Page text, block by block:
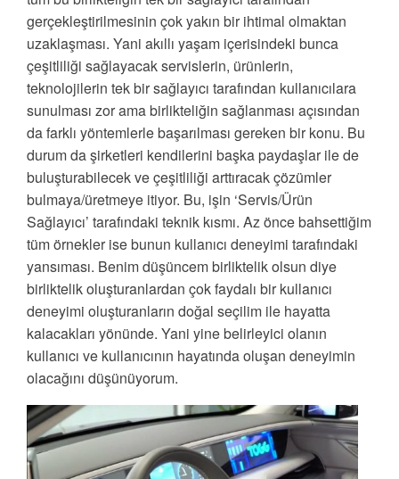
gerçekleştirilmesinin çok yakın bir ihtimal olmaktan
uzaklaşması. Yani akıllı yaşam içerisindeki bunca
çeşitliliği sağlayacak servislerin, ürünlerin,
teknolojilerin tek bir sağlayıcı tarafından kullanıcılara
sunulması zor ama birlikteliğin sağlanması açısından
da farklı yöntemlerle başarılması gereken bir konu. Bu
durum da şirketleri kendilerini başka paydaşlar ile de
buluşturabilecek ve çeşitliliği arttıracak çözümler
bulmaya/üretmeye itiyor. Bu, işin ‘Servis/Ürün
Sağlayıcı’ tarafındaki teknik kısmı. Az önce bahsettiğim
tüm örnekler ise bunun kullanıcı deneyimi tarafındaki
yansıması. Benim düşüncem birliktelik olsun diye
birliktelik oluşturanlardan çok faydalı bir kullanıcı
deneyimi oluşturanların doğal seçilim ile hayatta
kalacakları yönünde. Yani yine belirleyici olanın
kullanıcı ve kullanıcının hayatında oluşan deneyimin
olacağını düşünüyorum.